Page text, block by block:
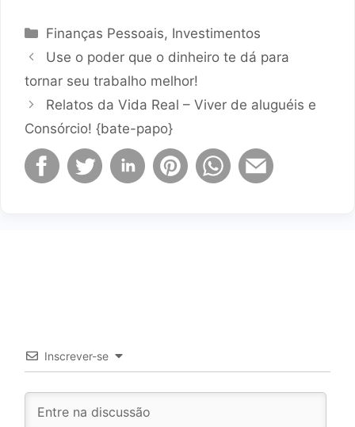
Categorias
Finanças Pessoais, Investimentos
Use o poder que o dinheiro te dá para
tornar seu trabalho melhor!
Relatos da Vida Real – Viver de aluguéis e
Consórcio! {bate-papo}
Inscrever-se